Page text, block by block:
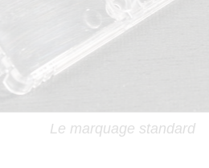
Le marquage standard